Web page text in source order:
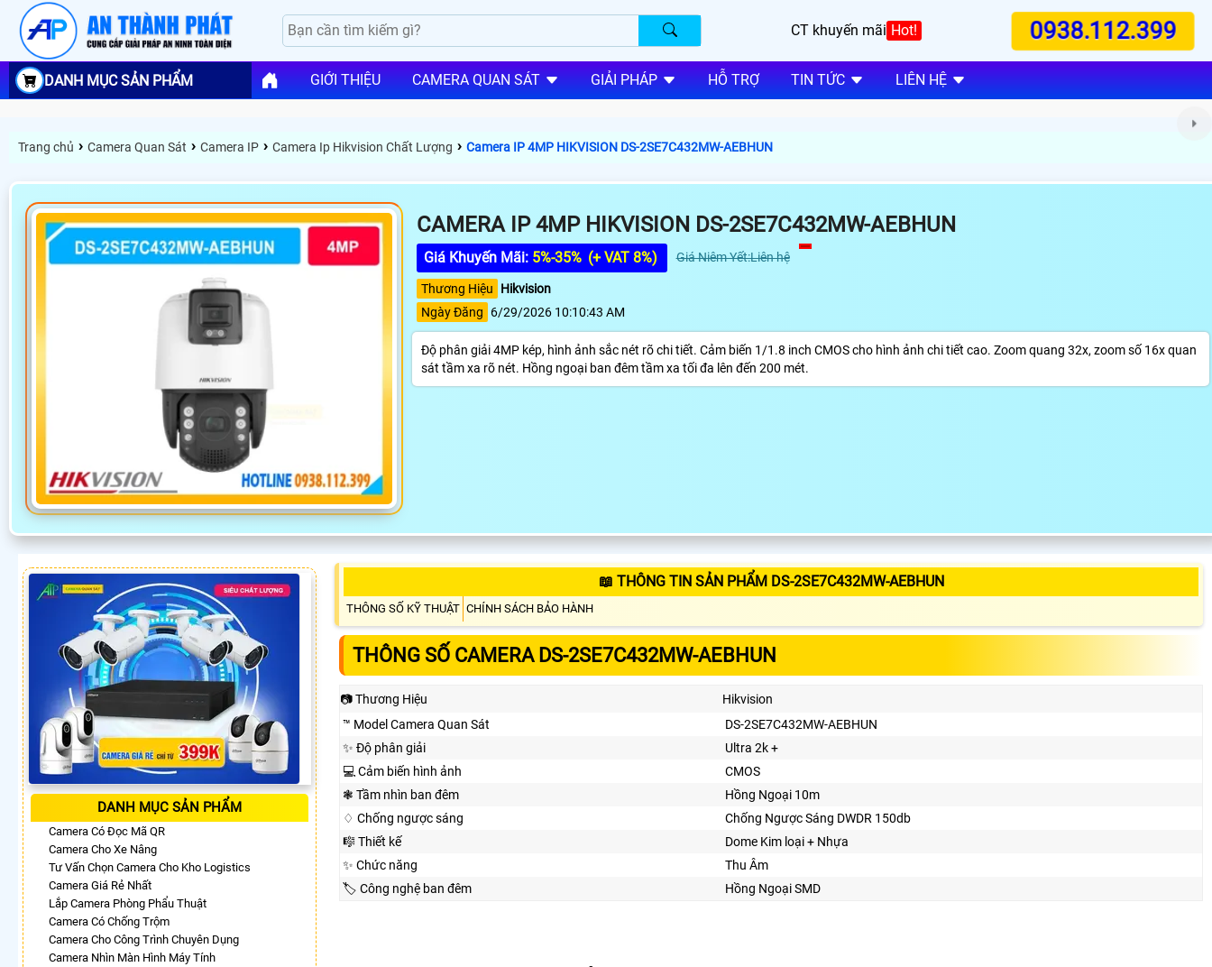
CT khuyến mãi Hot! 0938.112.399
DANH MỤC SẢN PHẨM GIỚI THIỆU CAMERA QUAN SÁT GIẢI PHÁP HỖ TRỢ TIN TỨC LIÊN HỆ
Trang chủ › Camera Quan Sát › Camera IP › Camera Ip Hikvision Chất Lượng › Camera IP 4MP HIKVISION DS-2SE7C432MW-AEBHUN
CAMERA IP 4MP HIKVISION DS-2SE7C432MW-AEBHUN
Giá Khuyến Mãi: 5%-35% (+ VAT 8%) Giá Niêm Yết:Liên hệ
Thương Hiệu
Hikvision
Ngày Đăng
6/29/2026 10:10:43 AM
Độ phân giải 4MP kép, hình ảnh sắc nét rõ chi tiết. Cảm biến 1/1.8 inch CMOS cho hình ảnh chi tiết cao. Zoom quang 32x, zoom số 16x quan
sát tầm xa rõ nét. Hồng ngoại ban đêm tầm xa tối đa lên đến 200 mét.
DANH MỤC SẢN PHẨM
Camera Có Đọc Mã QR
Camera Cho Xe Nâng
Tư Vấn Chọn Camera Cho Kho Logistics
Camera Giá Rẻ Nhất
Lắp Camera Phòng Phẩu Thuật
Camera Có Chống Trộm
Camera Cho Công Trình Chuyên Dụng
Camera Nhìn Màn Hình Máy Tính
📖 THÔNG TIN SẢN PHẨM DS-2SE7C432MW-AEBHUN
THÔNG SỐ KỸ THUẬT CHÍNH SÁCH BẢO HÀNH
THÔNG SỐ CAMERA DS-2SE7C432MW-AEBHUN
📷 Thương Hiệu
Hikvision
™️ Model Camera Quan Sát
DS-2SE7C432MW-AEBHUN
✨ Độ phân giải
Ultra 2k +
💻 Cảm biến hình ảnh
CMOS
❃ Tầm nhìn ban đêm
Hồng Ngoại 10m
♢ Chống ngược sáng
Chống Ngược Sáng DWDR 150db
🎼️ Thiết kế
Dome Kim loại + Nhựa
✨ Chức năng
Thu Âm
🏷 Công nghệ ban đêm
Hồng Ngoại SMD